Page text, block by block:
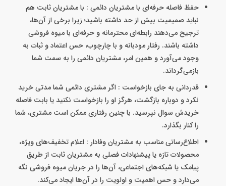
حفظ فاصله حرفه‌ای با مشتریان دائمی : با مشتریان ثابت هم
نباید صمیمیت بیش از حد داشته باشید؛ زیرا برخی از آن‌ها،
ترجیح می‌دهند رابطه‌ای محترمانه و حرفه‌ای با میوه فروشی
داشته باشند. رفتار مودبانه و با چارچوب، حس اعتماد و ثبات به
وجود می‌آورد و همین امر، مشتریان دائمی را به سمت شما
بازمی‌گرداند.
قدردانی به جای بازخواست : اگر مشتری دائمی شما مدتی خرید
نکرد و دوباره بازگشت، هرگز او را بازخواست نکنید یا بابت فاصله
خریدش سوال نپرسید. با چنین رفتاری ممکن است مشتری، شما
را کنار بگذارد.
اطلاع‌رسانی مناسب به مشتریان وفادار : اعلام تخفیف‌های ویژه،
محصولات تازه یا پیشنهادات فصلی به مشتریان ثابت از طریق
پیامک یا شبکه‌های اجتماعی، آن‌ها را در جریان میوه فروشی نگه
می‌دارد و حس اهمیت و اولویت را در آن‌ها ایجاد می‌کند.